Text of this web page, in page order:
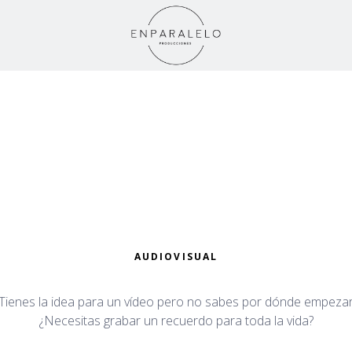
AUDIOVISUAL
la idea para un vídeo pero no sabes por dónde
¿Necesitas grabar un recuerdo para toda la vida?